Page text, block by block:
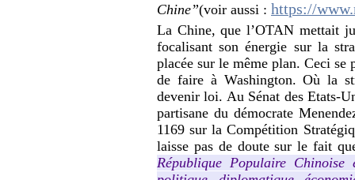
Chine”(voir aussi :https://
La Chine, que l’OTAN mettait
focalisant son énergie sur la
placée sur le même plan. Ceci se
de faire à Washington. Où la
devenir loi. Au Sénat des Etats-
partisane du démocrate
1169 sur la Compétition
laisse pas de doute sur le fait
République Populaire